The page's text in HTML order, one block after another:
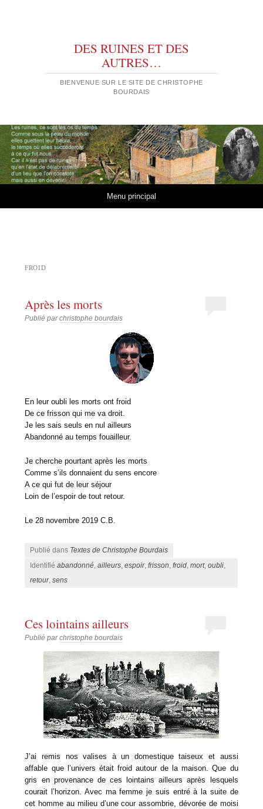
DES RUINES ET DES
AUTRES…
BIENVENUE SUR LE SITE DE CHRISTOPHE
BOURDAIS
Menu principal
FROID
Après les morts
Publié parchristophe bourdais
En leur oubli les morts ont froid
De ce frisson qui me va droit.
Je les sais seuls en nul ailleurs
Abandonné au temps fouailleur.
Je cherche pourtant après les morts
Comme s’ils donnaient du sens encore
A ce qui fut de leur séjour
Loin de l’espoir de tout retour.
Le 28 novembre 2019 C.B.
Publié dans Textes de Christophe Bourdais
Identifiéabandonné,ailleurs,espoir,frisson,froid,mort,oubli,
retour,sens
Ces lointains ailleurs
Publié parchristophe bourdais
J’ai remis nos valises à un domestique taiseux et aussi
affable que l’univers était froid autour de la maison. Que du
gris en provenance de ces lointains ailleurs après lesquels
courait l’horizon. Avec ma femme je suis entré à la suite de
cet homme au milieu d’une cour assombrie, dévorée de moisi